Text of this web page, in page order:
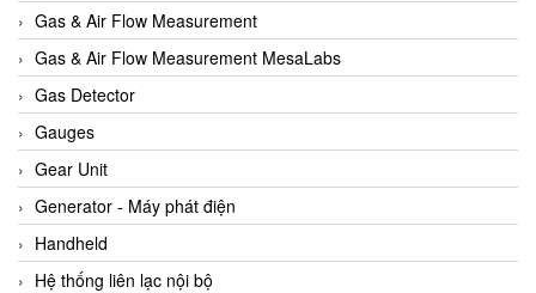
Aqualabo Vietnam
Aquametro
ARCA Regler
Arcos Hydraulik
Ardetem-Sfere-Vietnam
Argal
AS ENERGI
ASCO CO2
Gas & Air Flow Measurement
Gas & Air Flow Measurement MesaLabs
Gas Detector
Gauges
Gear Unit
Generator - Máy phát điện
Handheld
Hệ thống liên lạc nội bộ